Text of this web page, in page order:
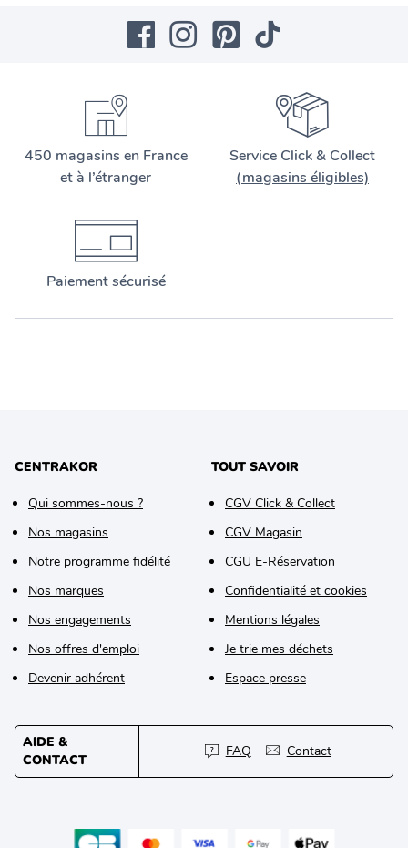
450 magasins en France
et à l’étranger
Service Click & Collect
(magasins éligibles)
Paiement sécurisé
CENTRAKOR
Qui sommes-nous ?
Nos magasins
Notre programme fidélité
Nos marques
Nos engagements
Nos offres d'emploi
Devenir adhérent
TOUT SAVOIR
CGV Click & Collect
CGV Magasin
CGU E-Réservation
Confidentialité et cookies
Mentions légales
Je trie mes déchets
Espace presse
AIDE &
CONTACT
FAQ Contact